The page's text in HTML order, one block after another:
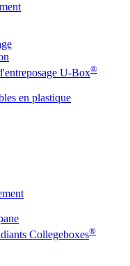
U-Box®
en plastique
Collegeboxes®